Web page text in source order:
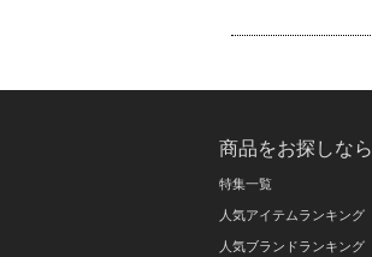
商品をお探しなら
特集一覧
人気アイテムランキング
人気ブランドランキング